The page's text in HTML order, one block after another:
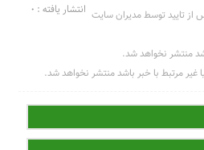
انتشار یافته : 0 تایید توسط مدیران سایت
منتشر نخواهد شد.
غیر مرتبط با خبر باشد منتشر نخواهد شد.